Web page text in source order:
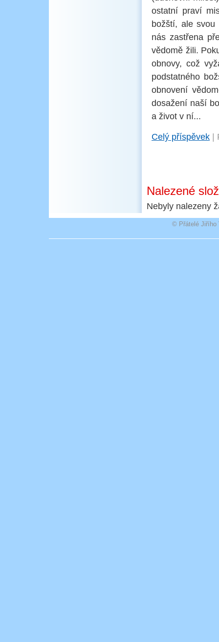
ostatní praví
božští, ale
nás zastřena
vědomě žili.
obnovy, což
podstatného
obnovení
dosažení naší
a život v ní...
Celý příspěvek
Nalezené
Nebyly nalezeny
© Přátelé